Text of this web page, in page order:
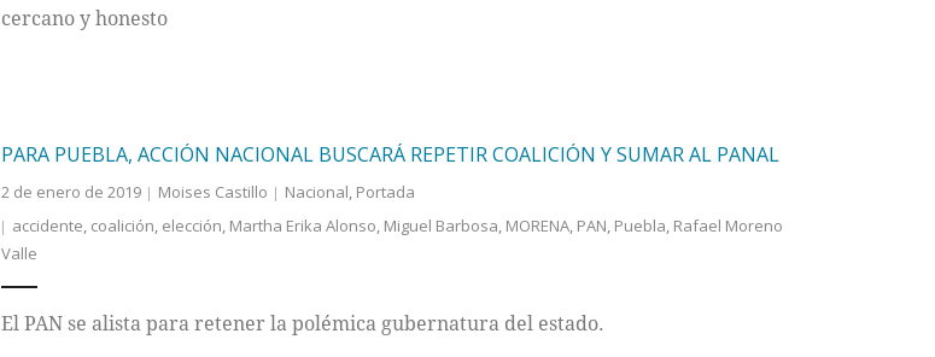
cercano y honesto
PARA PUEBLA, ACCIÓN NACIONAL BUSCARÁ REPETIR COALICIÓN Y SUMAR AL PANAL
2 de enero de 2019 Moises Castillo Nacional, Portada
accidente, coalición, elección, Martha Erika Alonso, Miguel Barbosa, MORENA, PAN, Puebla, Rafael Moreno
Valle
El PAN se alista para retener la polémica gubernatura del estado.